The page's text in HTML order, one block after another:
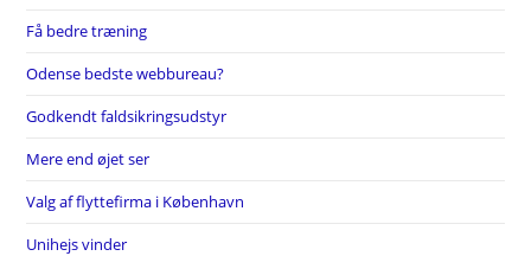
Få bedre træning
Odense bedste webbureau?
Godkendt faldsikringsudstyr
Mere end øjet ser
Valg af flyttefirma i København
Unihejs vinder